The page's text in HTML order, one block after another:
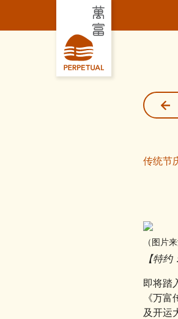
传统节
（图片
【特约
即将踏
《万
及开运